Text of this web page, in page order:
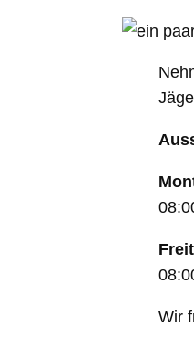
Wir